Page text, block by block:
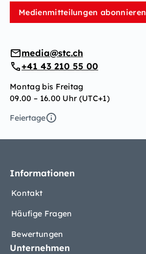
Medienmitteilungen abonnieren
media@stc.ch
+41 43 210 55 00
Montag bis Freitag
09.00 – 16.00 Uhr (UTC+1)
Feiertage
Informationen
Kontakt
Häufige Fragen
Bewertungen
Unternehmen